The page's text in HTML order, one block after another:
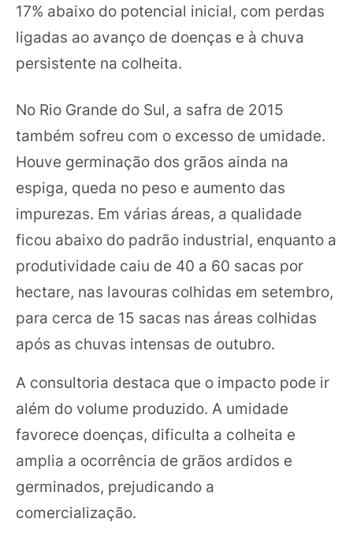
17% abaixo do potencial inicial, com perdas
ligadas ao avanço de doenças e à chuva
persistente na colheita.
No Rio Grande do Sul, a safra de 2015
também sofreu com o excesso de umidade.
Houve germinação dos grãos ainda na
espiga, queda no peso e aumento das
impurezas. Em várias áreas, a qualidade
ficou abaixo do padrão industrial, enquanto a
produtividade caiu de 40 a 60 sacas por
hectare, nas lavouras colhidas em setembro,
para cerca de 15 sacas nas áreas colhidas
após as chuvas intensas de outubro.
A consultoria destaca que o impacto pode ir
além do volume produzido. A umidade
favorece doenças, dificulta a colheita e
amplia a ocorrência de grãos ardidos e
germinados, prejudicando a
comercialização.